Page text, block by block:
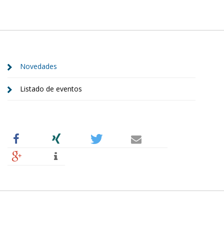
Novedades
Listado de eventos